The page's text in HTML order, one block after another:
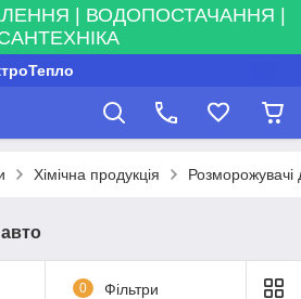
| ВОДОПОСТАЧАННЯ |
Хімічна продукція Розморожувачі
0 Фільтри